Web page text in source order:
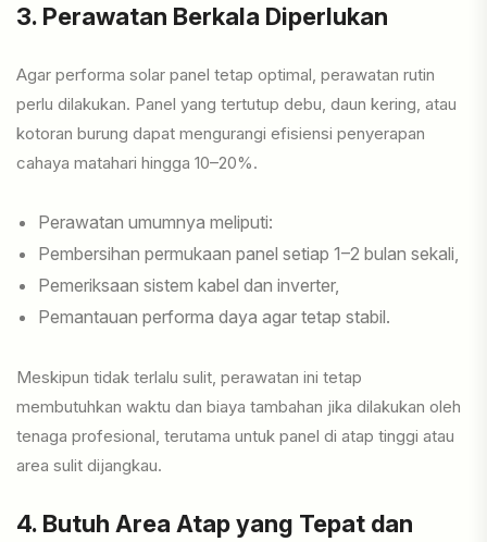
3. Perawatan Berkala Diperlukan
Agar performa solar panel tetap optimal, perawatan rutin
perlu dilakukan. Panel yang tertutup debu, daun kering, atau
kotoran burung dapat mengurangi efisiensi penyerapan
cahaya matahari hingga 10–20%.
Perawatan umumnya meliputi:
Pembersihan permukaan panel setiap 1–2 bulan sekali,
Pemeriksaan sistem kabel dan inverter,
Pemantauan performa daya agar tetap stabil.
Meskipun tidak terlalu sulit, perawatan ini tetap
membutuhkan waktu dan biaya tambahan jika dilakukan oleh
tenaga profesional, terutama untuk panel di atap tinggi atau
area sulit dijangkau.
4. Butuh Area Atap yang Tepat dan